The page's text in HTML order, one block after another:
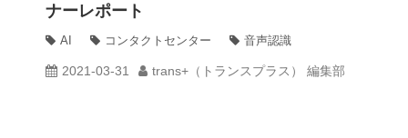
ナーレポート
AI コンタクトセンター 音声認識
2021-03-31 trans+（トランスプラス） 編集部